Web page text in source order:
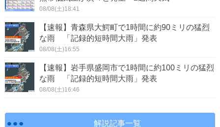
08/08(土)18:41
【速報】青森県大鰐町で1時間に約90ミリの猛烈
な雨 「記録的短時間大雨」発表
08/08(土)16:55
【速報】岩手県盛岡市で1時間に約100ミリの猛烈
な雨 「記録的短時間大雨」発表
08/08(土)16:46
解説記事一覧